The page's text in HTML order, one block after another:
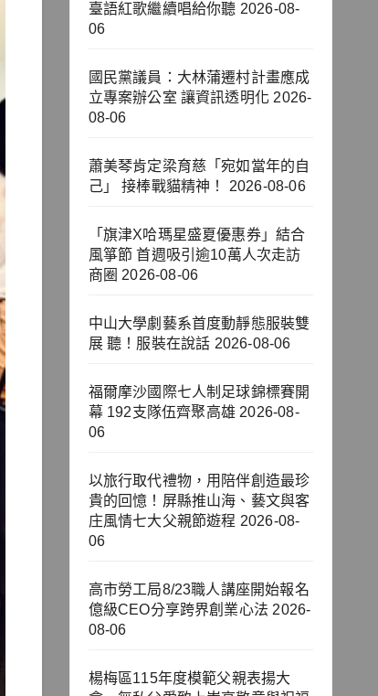
臺語紅歌繼續唱給你聽 2026-08-
06
國民黨議員：大林蒲遷村計畫應成
立專案辦公室 讓資訊透明化 2026-
08-06
蕭美琴肯定梁育慈「宛如當年的自
己」 接棒戰貓精神！
2026-08-06
「旗津X哈瑪星盛夏優惠券」結合
風箏節 首週吸引逾10萬人次走訪
商圈 2026-08-06
中山大學劇藝系首度動靜態服裝雙
展 聽！服裝在說話 2026-08-06
福爾摩沙國際七人制足球錦標賽開
幕 192支隊伍齊聚高雄 2026-08-
06
以旅行取代禮物，用陪伴創造最珍
貴的回憶！屏縣推山海、藝文與客
庄風情七大父親節遊程 2026-08-
06
高市勞工局8/23職人講座開始報名
億級CEO分享跨界創業心法 2026-
08-06
楊梅區115年度模範父親表揚大